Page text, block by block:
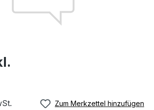
Zum Merkzettel hinzufügen